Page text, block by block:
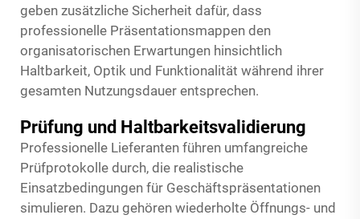
geben zusätzliche Sicherheit dafür, dass
professionelle Präsentationsmappen den
organisatorischen Erwartungen hinsichtlich
Haltbarkeit, Optik und Funktionalität während ihrer
gesamten Nutzungsdauer entsprechen.
Prüfung und Haltbarkeitsvalidierung
Professionelle Lieferanten führen umfangreiche
Prüfprotokolle durch, die realistische
Einsatzbedingungen für Geschäftspräsentationen
simulieren. Dazu gehören wiederholte Öffnungs- und